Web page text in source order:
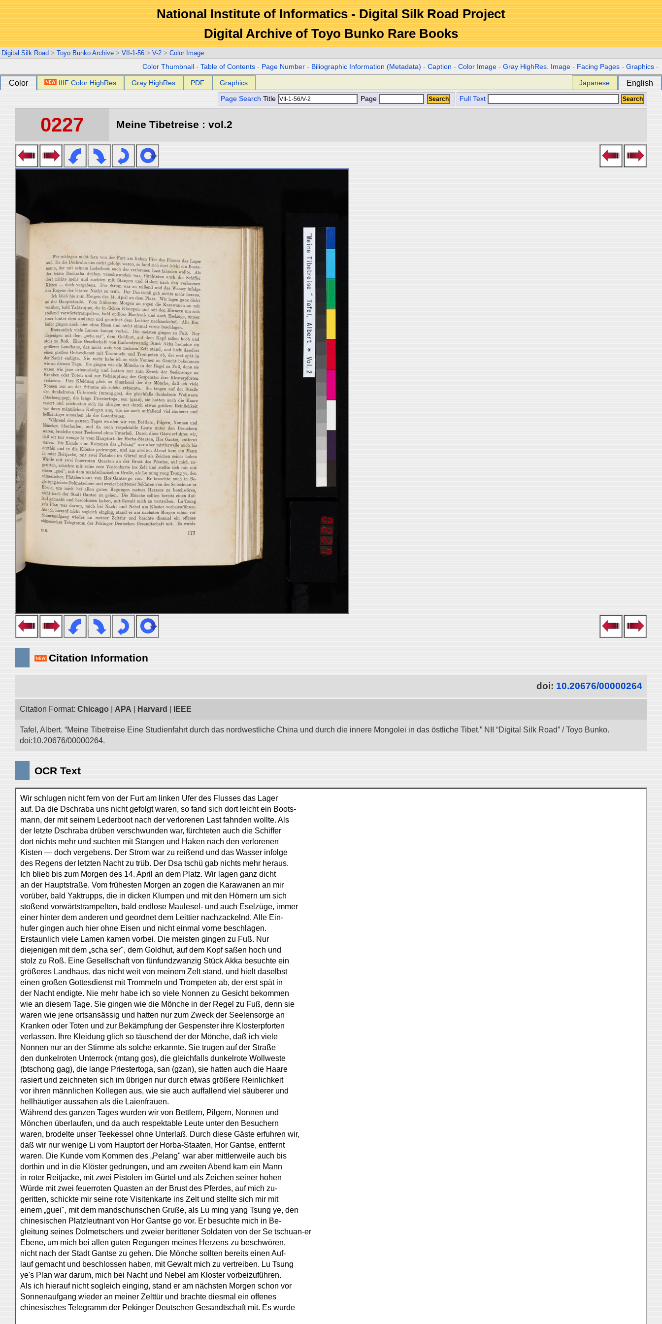
National Institute of Informatics - Digital Silk Road Project
Digital Archive of Toyo Bunko Rare Books
Digital Silk Road > Toyo Bunko Archive > VII-1-56 > V-2 > Color Image
Color Thumbnail -Table of Contents - Page Number - Biliographic Information (Metadata) -Caption -Color Image -Gray HighRes. Image - Facing Pages -Graphics -
Color IIIF Color HighRes Gray HighRes PDF Graphics Japanese English
Page Search Title Page Full Text
0227 Meine Tibetreise : vol.2
Citation Information
doi: 10.20676/00000264
Citation Format: Chicago APA Harvard IEEE
Tafel, Albert. “Meine Tibetreise Eine Studienfahrt durch das nordwestliche China und durch die innere Mongolei in das östliche Tibet.” NII “Digital Silk Road” / Toyo Bunko.
doi:10.20676/00000264.
OCR Text
Wir schlugen nicht fern von der Furt am linken Ufer des Flusses das Lager
auf. Da die Dschraba uns nicht gefolgt waren, so fand sich dort leicht ein Boots-
mann, der mit seinem Lederboot nach der verlorenen Last fahnden wollte. Als
der letzte Dschraba drüben verschwunden war, fürchteten auch die Schiffer
dort nichts mehr und suchten mit Stangen und Haken nach den verlorenen
Kisten — doch vergebens. Der Strom war zu reißend und das Wasser infolge
des Regens der letzten Nacht zu trüb. Der Dsa tschü gab nichts mehr heraus.
Ich blieb bis zum Morgen des 14. April an dem Platz. Wir lagen ganz dicht
an der Hauptstraße. Vom frühesten Morgen an zogen die Karawanen an mir
vorüber, bald Yaktrupps, die in dicken Klumpen und mit den Hörnern um sich
stoßend vorwärtstrampelten, bald endlose Maulesel- und auch Eselzüge, immer
einer hinter dem anderen und geordnet dem Leittier nachzackelnd. Alle Ein-
hufer gingen auch hier ohne Eisen und nicht einmal vorne beschlagen.
Erstaunlich viele Lamen kamen vorbei. Die meisten gingen zu Fuß. Nur
diejenigen mit dem „scha ser", dem Goldhut, auf dem Kopf saßen hoch und
stolz zu Roß. Eine Gesellschaft von fünfundzwanzig Stück Akka besuchte ein
größeres Landhaus, das nicht weit von meinem Zelt stand, und hielt daselbst
einen großen Gottesdienst mit Trommeln und Trompeten ab, der erst spät in
der Nacht endigte. Nie mehr habe ich so viele Nonnen zu Gesicht bekommen
wie an diesem Tage. Sie gingen wie die Mönche in der Regel zu Fuß, denn sie
waren wie jene ortsansässig und hatten nur zum Zweck der Seelensorge an
Kranken oder Toten und zur Bekämpfung der Gespenster ihre Klosterpforten
verlassen. Ihre Kleidung glich so täuschend der der Mönche, daß ich viele
Nonnen nur an der Stimme als solche erkannte. Sie trugen auf der Straße
den dunkelroten Unterrock (mtang gos), die gleichfalls dunkelrote Wollweste
(btschong gag), die lange Priestertoga, san (gzan), sie hatten auch die Haare
rasiert und zeichneten sich im übrigen nur durch etwas größere Reinlichkeit
vor ihren männlichen Kollegen aus, wie sie auch auffallend viel säuberer und
hellhäutiger aussahen als die Laienfrauen.
Während des ganzen Tages wurden wir von Bettlern, Pilgern, Nonnen und
Mönchen überlaufen, und da auch respektable Leute unter den Besuchern
waren, brodelte unser Teekessel ohne Unterlaß. Durch diese Gäste erfuhren wir,
daß wir nur wenige Li vom Hauptort der Horba-Staaten, Hor Gantse, entfernt
waren. Die Kunde vom Kommen des „Pelang" war aber mittlerweile auch bis
dorthin und in die Klöster gedrungen, und am zweiten Abend kam ein Mann
in roter Reitjacke, mit zwei Pistolen im Gürtel und als Zeichen seiner hohen
Würde mit zwei feuerroten Quasten an der Brust des Pferdes, auf mich zu-
geritten, schickte mir seine rote Visitenkarte ins Zelt und stellte sich mir mit
einem „guei", mit dem mandschurischen Gruße, als Lu ming yang Tsung ye, den
chinesischen Platzleutnant von Hor Gantse go vor. Er besuchte mich in Be-
gleitung seines Dolmetschers und zweier berittener Soldaten von der Se tschuan-er
Ebene, um mich bei allen guten Regungen meines Herzens zu beschwören,
nicht nach der Stadt Gantse zu gehen. Die Mönche sollten bereits einen Auf-
lauf gemacht und beschlossen haben, mit Gewalt mich zu vertreiben. Lu Tsung
ye's Plan war darum, mich bei Nacht und Nebel am Kloster vorbeizuführen.
Als ich hierauf nicht sogleich einging, stand er am nächsten Morgen schon vor
Sonnenaufgang wieder an meiner Zelttür und brachte diesmal ein offenes
chinesisches Telegramm der Pekinger Deutschen Gesandtschaft mit. Es wurde